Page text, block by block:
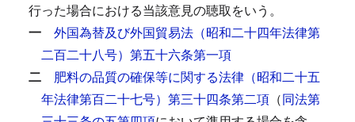
行った場合における当該意見の聴取をいう。
一 外国為替及び外国貿易法（昭和二十四年法律第
二百二十八号）第五十六条第一項
二 肥料の品質の確保等に関する法律（昭和二十五
年法律第百二十七号）第三十四条第二項 （同法第